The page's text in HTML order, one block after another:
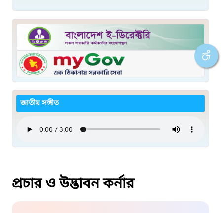
জাতীয় সঙ্গীত
প্রচার ও উদ্ভাবন কর্নার